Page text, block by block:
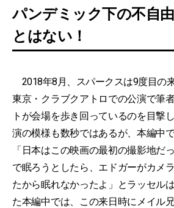
パンデミック下の不自
とはない！
2018年8月、スパークスは9度目の
東京・クラブクアトロでの公演で筆
トが会場を歩き回っているのを目撃
演の模様も数秒ではあるが、本編中
「日本はこの映画の最初の撮影地だ
で眠ろうとしたら、エドガーがカメ
たから眠れなかったよ」とラッセル
た本編中では、この来日時にメイル